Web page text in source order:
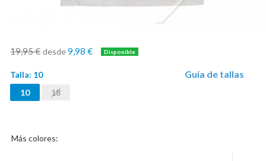
19,95 € desde9,98 €
Talla: 10 Guía de tallas
10 18
Más colores: